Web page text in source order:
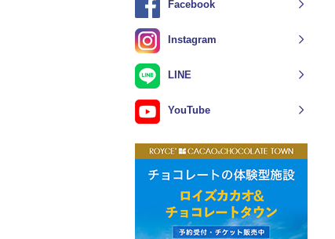
Facebook
Instagram
LINE
YouTube